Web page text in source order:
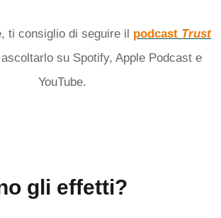
ti consiglio di seguire il podcast Trust
su Spotify, Apple Podcast e
YouTube.
gli effetti?